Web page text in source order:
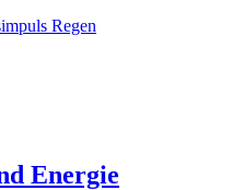
Regen
Energie